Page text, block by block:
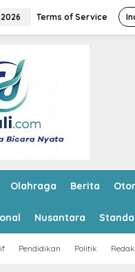
Terms of Service
Olahraga Berita
Nusantara
Pendidikan Politik